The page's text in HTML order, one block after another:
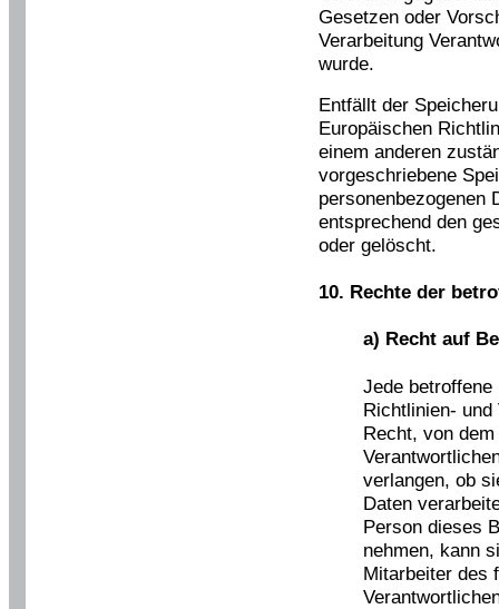
Gesetzen oder
Verarbeitung
wurde.
Entfällt der
Europäischen
einem anderen
vorgeschriebene
personenbezogenen
entsprechend den
oder gelöscht.
10. Rechte der
a) Recht auf
Jede
Richtlinien- und
Recht, von
verlangen, ob
Daten
Person dieses
nehmen, kann
Mitarbeiter des